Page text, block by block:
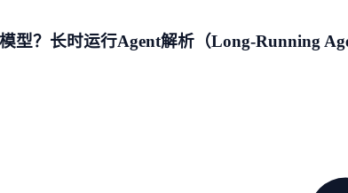
型？长时运行Agent解析（Long-Running